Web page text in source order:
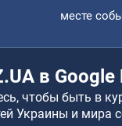
месте
в Google
чтобы быть в
Украины и мира